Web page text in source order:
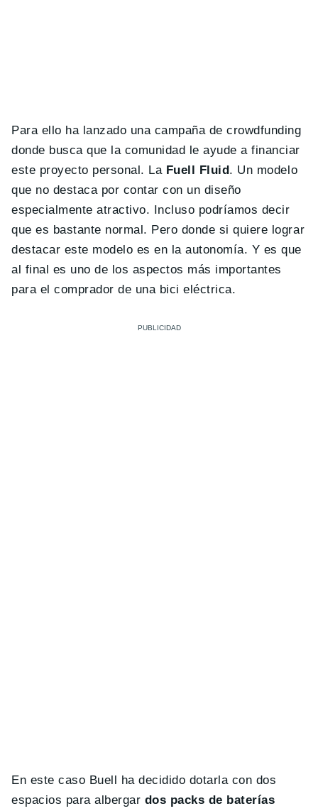
Para ello ha lanzado una campaña de crowdfunding
donde busca que la comunidad le ayude a financiar
este proyecto personal. La Fuell Fluid. Un modelo
que no destaca por contar con un diseño
especialmente atractivo. Incluso podríamos decir
que es bastante normal. Pero donde si quiere lograr
destacar este modelo es en la autonomía. Y es que
al final es uno de los aspectos más importantes
para el comprador de una bici eléctrica.
En este caso Buell ha decidido dotarla con dos
espacios para albergar dos packs de baterías